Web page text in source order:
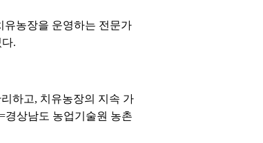
유농장을 운영하는 전문가
.
하고, 치유농장의 지속 가
경상남도 농업기술원 농촌